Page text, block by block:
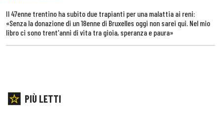
Il 47enne trentino ha subito due trapianti per una malattia ai reni:
«Senza la donazione di un 18enne di Bruxelles oggi non sarei qui. Nel mio
libro ci sono trent'anni di vita tra gioia, speranza e paura»
PIÙ LETTI